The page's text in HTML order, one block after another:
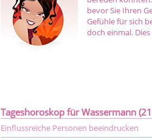
bevor Sie Ihren
Gefühle für sich
doch einmal.
Tageshoroskop für Wassermann
Einflussreiche Personen beeindrucken